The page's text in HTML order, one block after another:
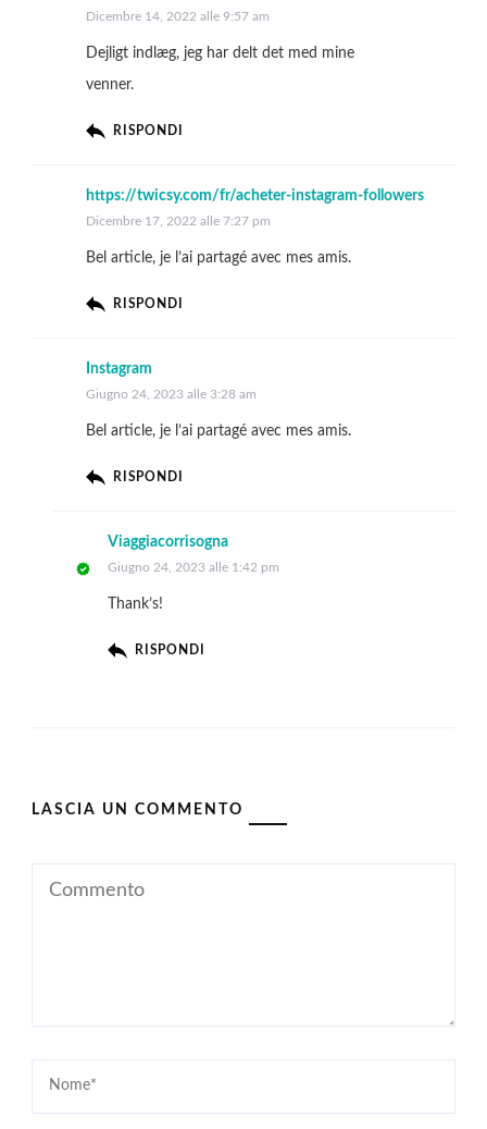
Dicembre 14, 2022 alle 9:57 am
Dejligt indlæg, jeg har delt det med mine
venner.
RISPONDI
https://twicsy.com/fr/acheter-instagram-followers
Dicembre 17, 2022 alle 7:27 pm
Bel article, je l’ai partagé avec mes amis.
RISPONDI
Instagram
Giugno 24, 2023 alle 3:28 am
Bel article, je l’ai partagé avec mes amis.
RISPONDI
Viaggiacorrisogna
Giugno 24, 2023 alle 1:42 pm
Thank’s!
RISPONDI
LASCIA UN COMMENTO